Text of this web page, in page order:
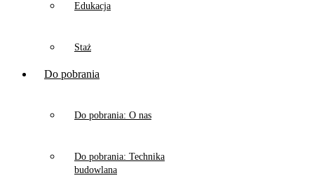
Edukacja
Staż
Do pobrania
Do pobrania: O nas
Do pobrania: Technika
budowlana